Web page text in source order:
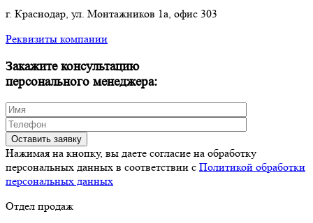
г. Краснодар, ул. Монтажников 1а, офис 303
Реквизиты компании
Закажите консультацию
персонального менеджера:
Нажимая на кнопку, вы даете согласие на обработку
персональных данных в соответствии c Политикой обработки
персональных данных
Отдел продаж